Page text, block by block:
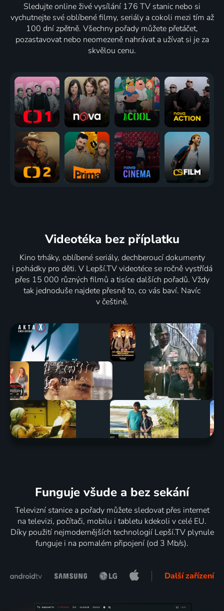
Sledujte online živé vysílání 176 TV stanic nebo si
vychutnejte své oblíbené filmy, seriály a cokoli mezi tím až
100 dní zpětně. Všechny pořady můžete přetáčet,
pozastavovat nebo neomezeně nahrávat a užívat si je za
skvělou cenu.
Videotéka bez příplatku
Kino trháky, oblíbené seriály, dechberoucí dokumenty
i pohádky pro děti. V Lepší.TV videotéce se ročně vystřídá
přes 15 000 různých filmů a tisíce dalších pořadů. Vždy
tak jednoduše najdete přesně to, co vás baví. Navíc
v češtině.
Funguje všude a bez sekání
Televizní stanice a pořady můžete sledovat přes internet
na televizi, počítači, mobilu i tabletu kdekoli v celé EU.
Díky použití nejmodernějších technologií Lepší.TV plynule
funguje i na pomalém připojení (od 3 Mb/s).
Další zařízení